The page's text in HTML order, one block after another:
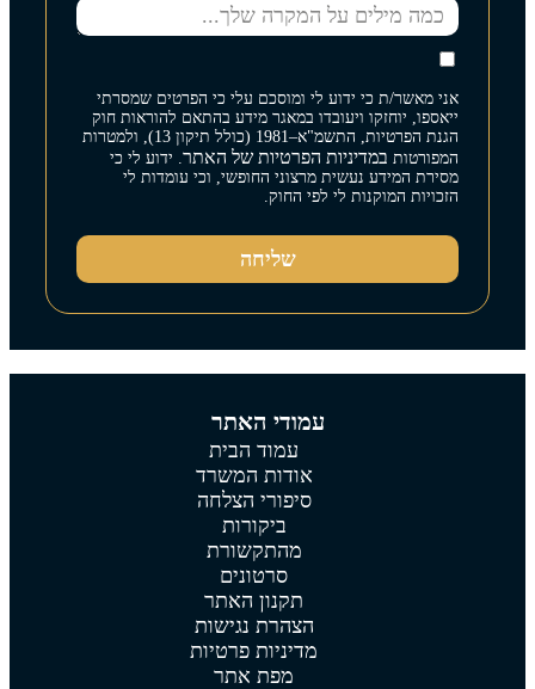
אני מאשר/ת כי ידוע לי ומוסכם עלי כי הפרטים שמסרתי
ייאספו, יוחזקו ויעובדו במאגר מידע בהתאם להוראות חוק
הגנת הפרטיות, התשמ"א–1981 (כולל תיקון 13), ולמטרות
המפורטות במדיניות הפרטיות של האתר. ידוע לי כי
מסירת המידע נעשית מרצוני החופשי, וכי עומדות לי
הזכויות המוקנות לי לפי החוק.
שליחה
עמודי האתר
עמוד הבית
אודות המשרד
סיפורי הצלחה
ביקורות
מהתקשורת
סרטונים
תקנון האתר
הצהרת נגישות
מדיניות פרטיות
מפת אתר